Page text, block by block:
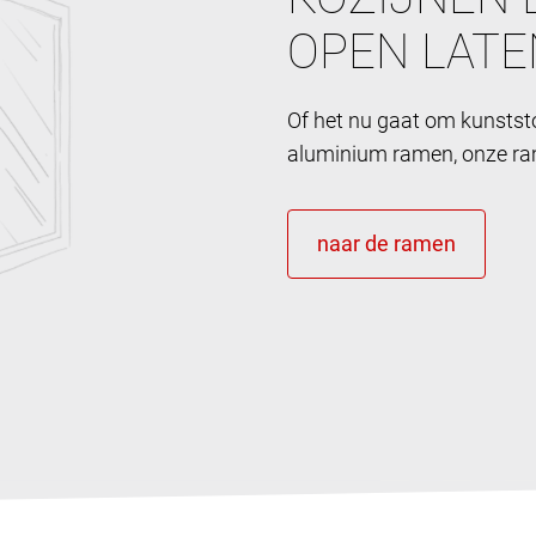
OPEN
Of het nu gaat om
aluminium ramen, onze